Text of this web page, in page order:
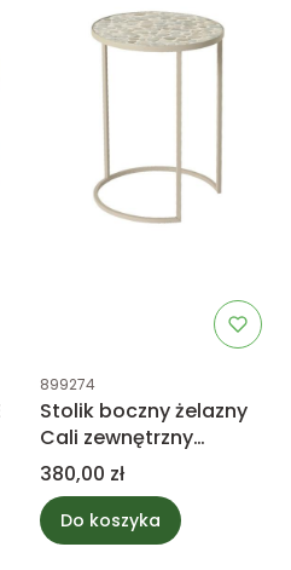
Kod produktu
899274
Stolik boczny żelazny
Cali zewnętrzny
większy
Cena
380,00 zł
Do koszyka